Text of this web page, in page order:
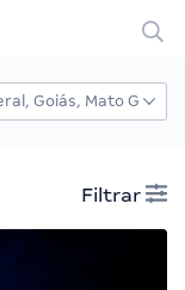
Filtrar